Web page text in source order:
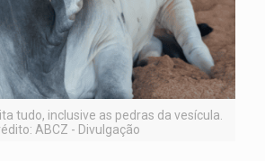
tudo, inclusive as pedras da vesícula.
ABCZ - Divulgação